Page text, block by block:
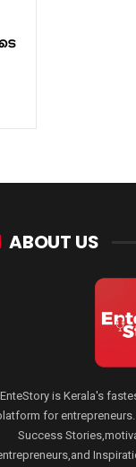
ABOUT US
EnteStory is Kerala's
for
Success